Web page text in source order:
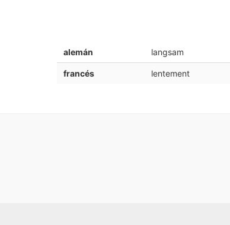
alemán langsam
francés lentement